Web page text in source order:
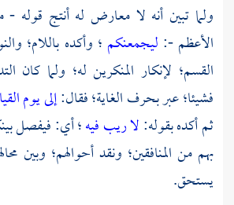
ولما تبين أنه لا معارض له أنتج قوله
الأعظم -: ليجمعنكم ؛ وأكده باللام؛
القسم؛ لإنكار المنكرين له؛ ولما كان
فشيئا؛ عبر بحرف الغاية؛ فقال:إلى يوم
ثم أكده بقوله:لا ريب فيه؛ أي: فيفصل
بهم من المنافقين؛ ونقد أحوالهم؛ وبين
يستحق.